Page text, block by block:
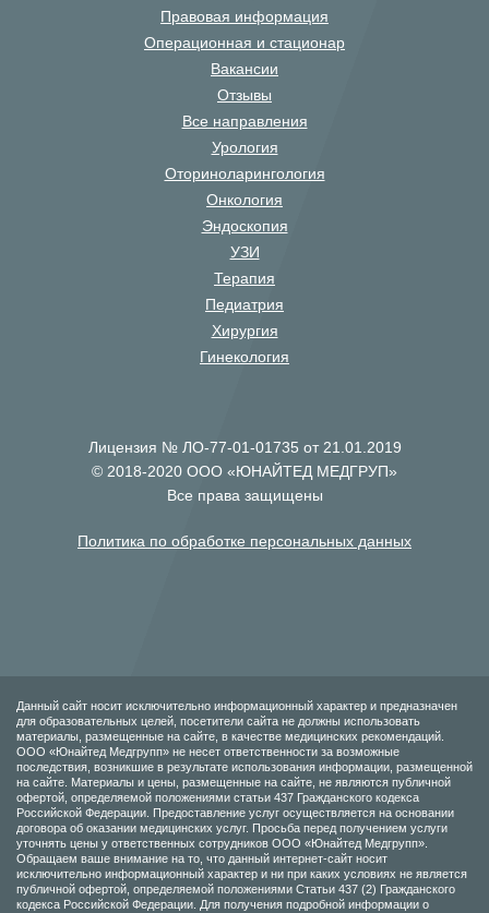
Правовая информация
Операционная и стационар
Вакансии
Отзывы
Все направления
Урология
Оториноларингология
Онкология
Эндоскопия
УЗИ
Терапия
Педиатрия
Хирургия
Гинекология
Лицензия № ЛО-77-01-01735 от 21.01.2019
© 2018-2020 ООО «ЮНАЙТЕД МЕДГРУП»
Все права защищены
Политика по обработке персональных данных
Данный сайт носит исключительно информационный характер и предназначен
для образовательных целей, посетители сайта не должны использовать
материалы, размещенные на сайте, в качестве медицинских рекомендаций.
ООО «Юнайтед Медгрупп» не несет ответственности за возможные
последствия, возникшие в результате использования информации, размещенной
на сайте. Материалы и цены, размещенные на сайте, не являются публичной
офертой, определяемой положениями статьи 437 Гражданского кодекса
Российской Федерации. Предоставление услуг осуществляется на основании
договора об оказании медицинских услуг. Просьба перед получением услуги
уточнять цены у ответственных сотрудников ООО «Юнайтед Медгрупп».
Обращаем ваше внимание на то, что данный интернет-сайт носит
исключительно информационный характер и ни при каких условиях не является
публичной офертой, определяемой положениями Статьи 437 (2) Гражданского
кодекса Российской Федерации. Для получения подробной информации о